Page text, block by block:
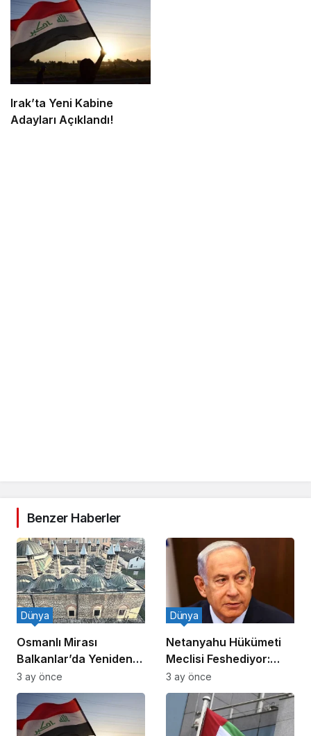
Irak’ta Yeni Kabine
Adayları Açıklandı!
Benzer Haberler
Osmanlı Mirası
Balkanlar’da Yeniden
Canlanıyor
Dünya
3 ay önce
Netanyahu Hükümeti
Meclisi Feshediyor:
Erken Seçim!
Dünya
3 ay önce